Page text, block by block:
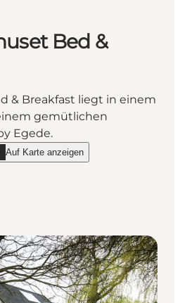
Bed &
& Breakfast liegt in einem
gemütlichen
Egede.
Bed & Breakfast"
Auf Karte anzeigen
Olympiadehuset Bed & Breakfast